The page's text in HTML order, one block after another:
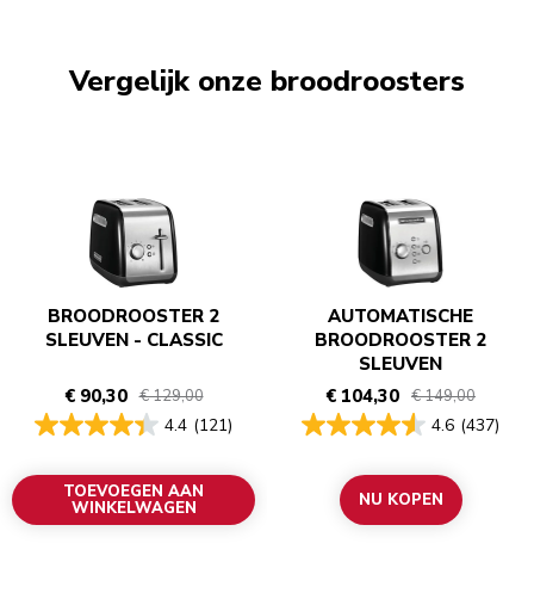
Vergelijk onze broodroosters
BROODROOSTER 2
SLEUVEN - CLASSIC
€ 90,30 € 129,00
4.4 (121)
TOEVOEGEN AAN
WINKELWAGEN
AUTOMATISCHE
BROODROOSTER 2
SLEUVEN
€ 104,30 € 149,00
4.6 (437)
NU KOPEN